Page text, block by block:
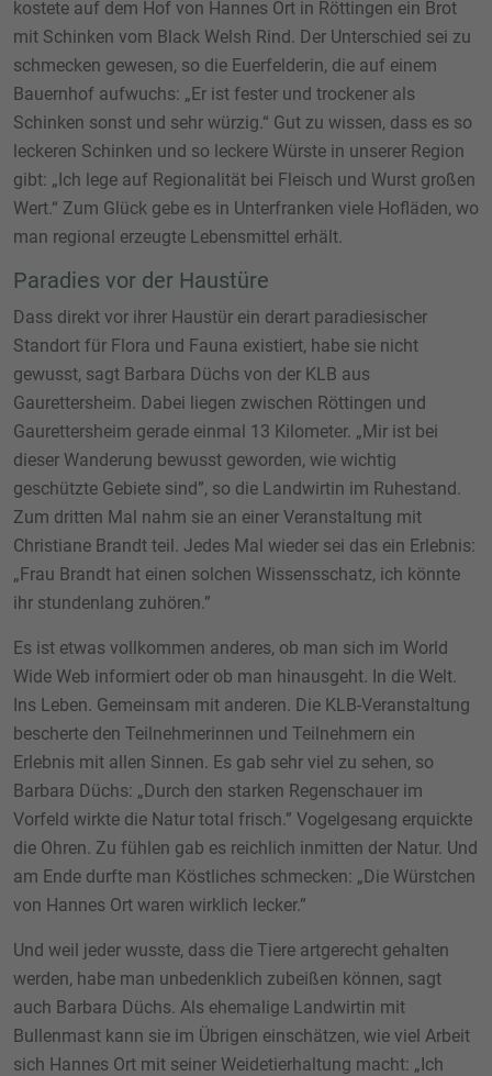
kostete auf dem Hof von Hannes Ort in Röttingen ein Brot
mit Schinken vom Black Welsh Rind. Der Unterschied sei zu
schmecken gewesen, so die Euerfelderin, die auf einem
Bauernhof aufwuchs: „Er ist fester und trockener als
Schinken sonst und sehr würzig.“ Gut zu wissen, dass es so
leckeren Schinken und so leckere Würste in unserer Region
gibt: „Ich lege auf Regionalität bei Fleisch und Wurst großen
Wert.“ Zum Glück gebe es in Unterfranken viele Hofläden, wo
man regional erzeugte Lebensmittel erhält.
Paradies vor der Haustüre
Dass direkt vor ihrer Haustür ein derart paradiesischer
Standort für Flora und Fauna existiert, habe sie nicht
gewusst, sagt Barbara Düchs von der KLB aus
Gaurettersheim. Dabei liegen zwischen Röttingen und
Gaurettersheim gerade einmal 13 Kilometer. „Mir ist bei
dieser Wanderung bewusst geworden, wie wichtig
geschützte Gebiete sind”, so die Landwirtin im Ruhestand.
Zum dritten Mal nahm sie an einer Veranstaltung mit
Christiane Brandt teil. Jedes Mal wieder sei das ein Erlebnis:
„Frau Brandt hat einen solchen Wissensschatz, ich könnte
ihr stundenlang zuhören.”
Es ist etwas vollkommen anderes, ob man sich im World
Wide Web informiert oder ob man hinausgeht. In die Welt.
Ins Leben. Gemeinsam mit anderen. Die KLB-Veranstaltung
bescherte den Teilnehmerinnen und Teilnehmern ein
Erlebnis mit allen Sinnen. Es gab sehr viel zu sehen, so
Barbara Düchs: „Durch den starken Regenschauer im
Vorfeld wirkte die Natur total frisch.” Vogelgesang erquickte
die Ohren. Zu fühlen gab es reichlich inmitten der Natur. Und
am Ende durfte man Köstliches schmecken: „Die Würstchen
von Hannes Ort waren wirklich lecker.”
Und weil jeder wusste, dass die Tiere artgerecht gehalten
werden, habe man unbedenklich zubeißen können, sagt
auch Barbara Düchs. Als ehemalige Landwirtin mit
Bullenmast kann sie im Übrigen einschätzen, wie viel Arbeit
sich Hannes Ort mit seiner Weidetierhaltung macht: „Ich